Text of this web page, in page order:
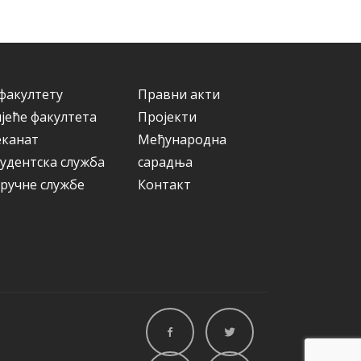
факултета
служба
службе
Правни акти
Пројекти
Међународна
сарадња
Контакт